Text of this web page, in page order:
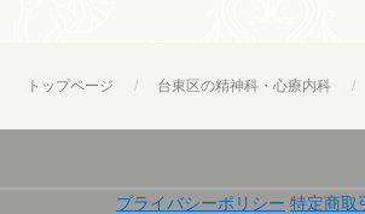
トップページ 台東区の精神科・心療内科
プライバシーポリシー 特定商取